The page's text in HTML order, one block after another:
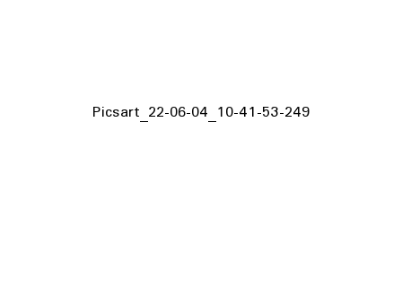
Picsart_22-06-04_10-41-53-249